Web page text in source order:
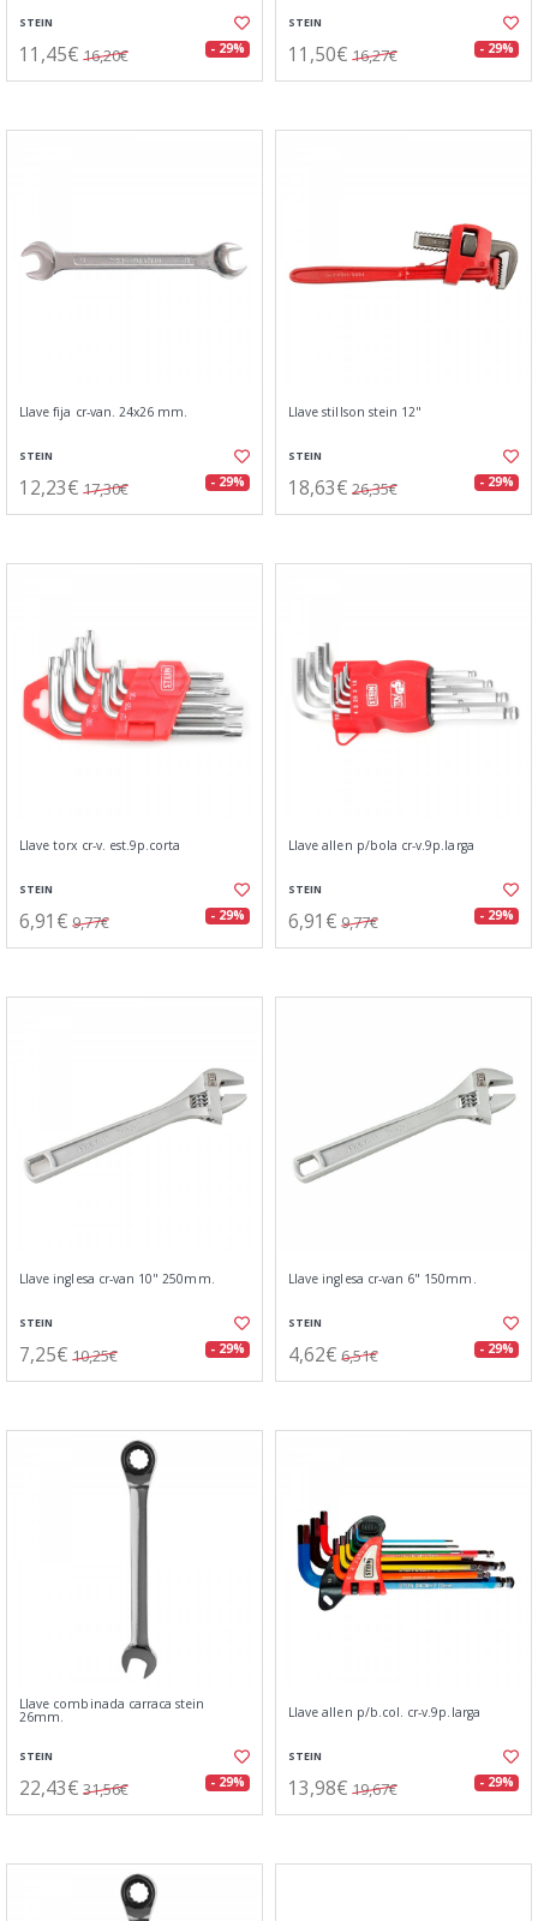
STEIN
11,45€ 16,20€ - 29%
STEIN
11,50€ 16,27€ - 29%
Llave fija cr-van. 24x26 mm.
STEIN
12,23€ 17,30€ - 29%
Llave stillson stein 12"
STEIN
18,63€ 26,35€ - 29%
Llave torx cr-v. est.9p.corta
STEIN
6,91€ 9,77€ - 29%
Llave allen p/bola cr-v.9p.larga
STEIN
6,91€ 9,77€ - 29%
Llave inglesa cr-van 10" 250mm.
STEIN
7,25€ 10,25€ - 29%
Llave inglesa cr-van 6" 150mm.
STEIN
4,62€ 6,51€ - 29%
Llave combinada carraca stein
26mm.
STEIN
22,43€ 31,56€ - 29%
Llave allen p/b.col. cr-v.9p.larga
STEIN
13,98€ 19,67€ - 29%